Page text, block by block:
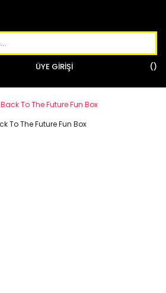
ÜYE GİRİŞİ
Back To The Future Fun Box